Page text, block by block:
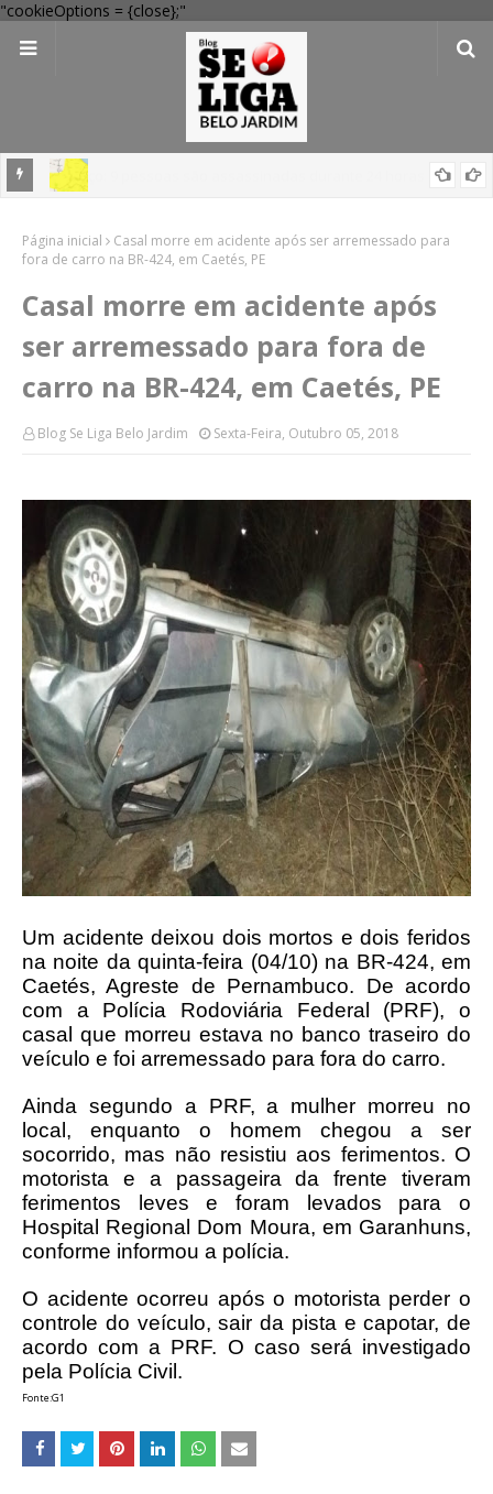
"cookieOptions = {close};"
alerta amarelo de vendaval
Página inicial
Casal morre em acidente após ser arremessado para
fora de carro na BR-424, em Caetés, PE
Casal morre em acidente após
ser arremessado para fora de
carro na BR-424, em Caetés, PE
Blog Se Liga Belo Jardim Sexta-Feira, Outubro 05, 2018
Um acidente deixou dois mortos e dois feridos
na noite da quinta-feira (04/10) na BR-424, em
Caetés, Agreste de Pernambuco. De acordo
com a Polícia Rodoviária Federal (PRF), o
casal que morreu estava no banco traseiro do
veículo e foi arremessado para fora do carro.
Ainda segundo a PRF, a mulher morreu no
local, enquanto o homem chegou a ser
socorrido, mas não resistiu aos ferimentos. O
motorista e a passageira da frente tiveram
ferimentos leves e foram levados para o
Hospital Regional Dom Moura, em Garanhuns,
conforme informou a polícia.
O acidente ocorreu após o motorista perder o
controle do veículo, sair da pista e capotar, de
acordo com a PRF. O caso será investigado
pela Polícia Civil.
Fonte:G1